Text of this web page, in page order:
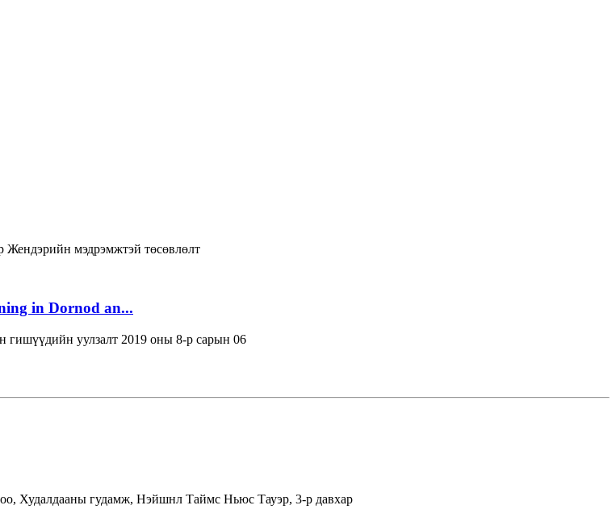
Жендэрийн мэдрэмжтэй төсөвлөлт
in Dornod an...
уулзалт 2019 оны 8-р сарын 06
Худалдааны гудамж, Нэйшнл Таймс Ньюс Тауэр, 3-р давхар